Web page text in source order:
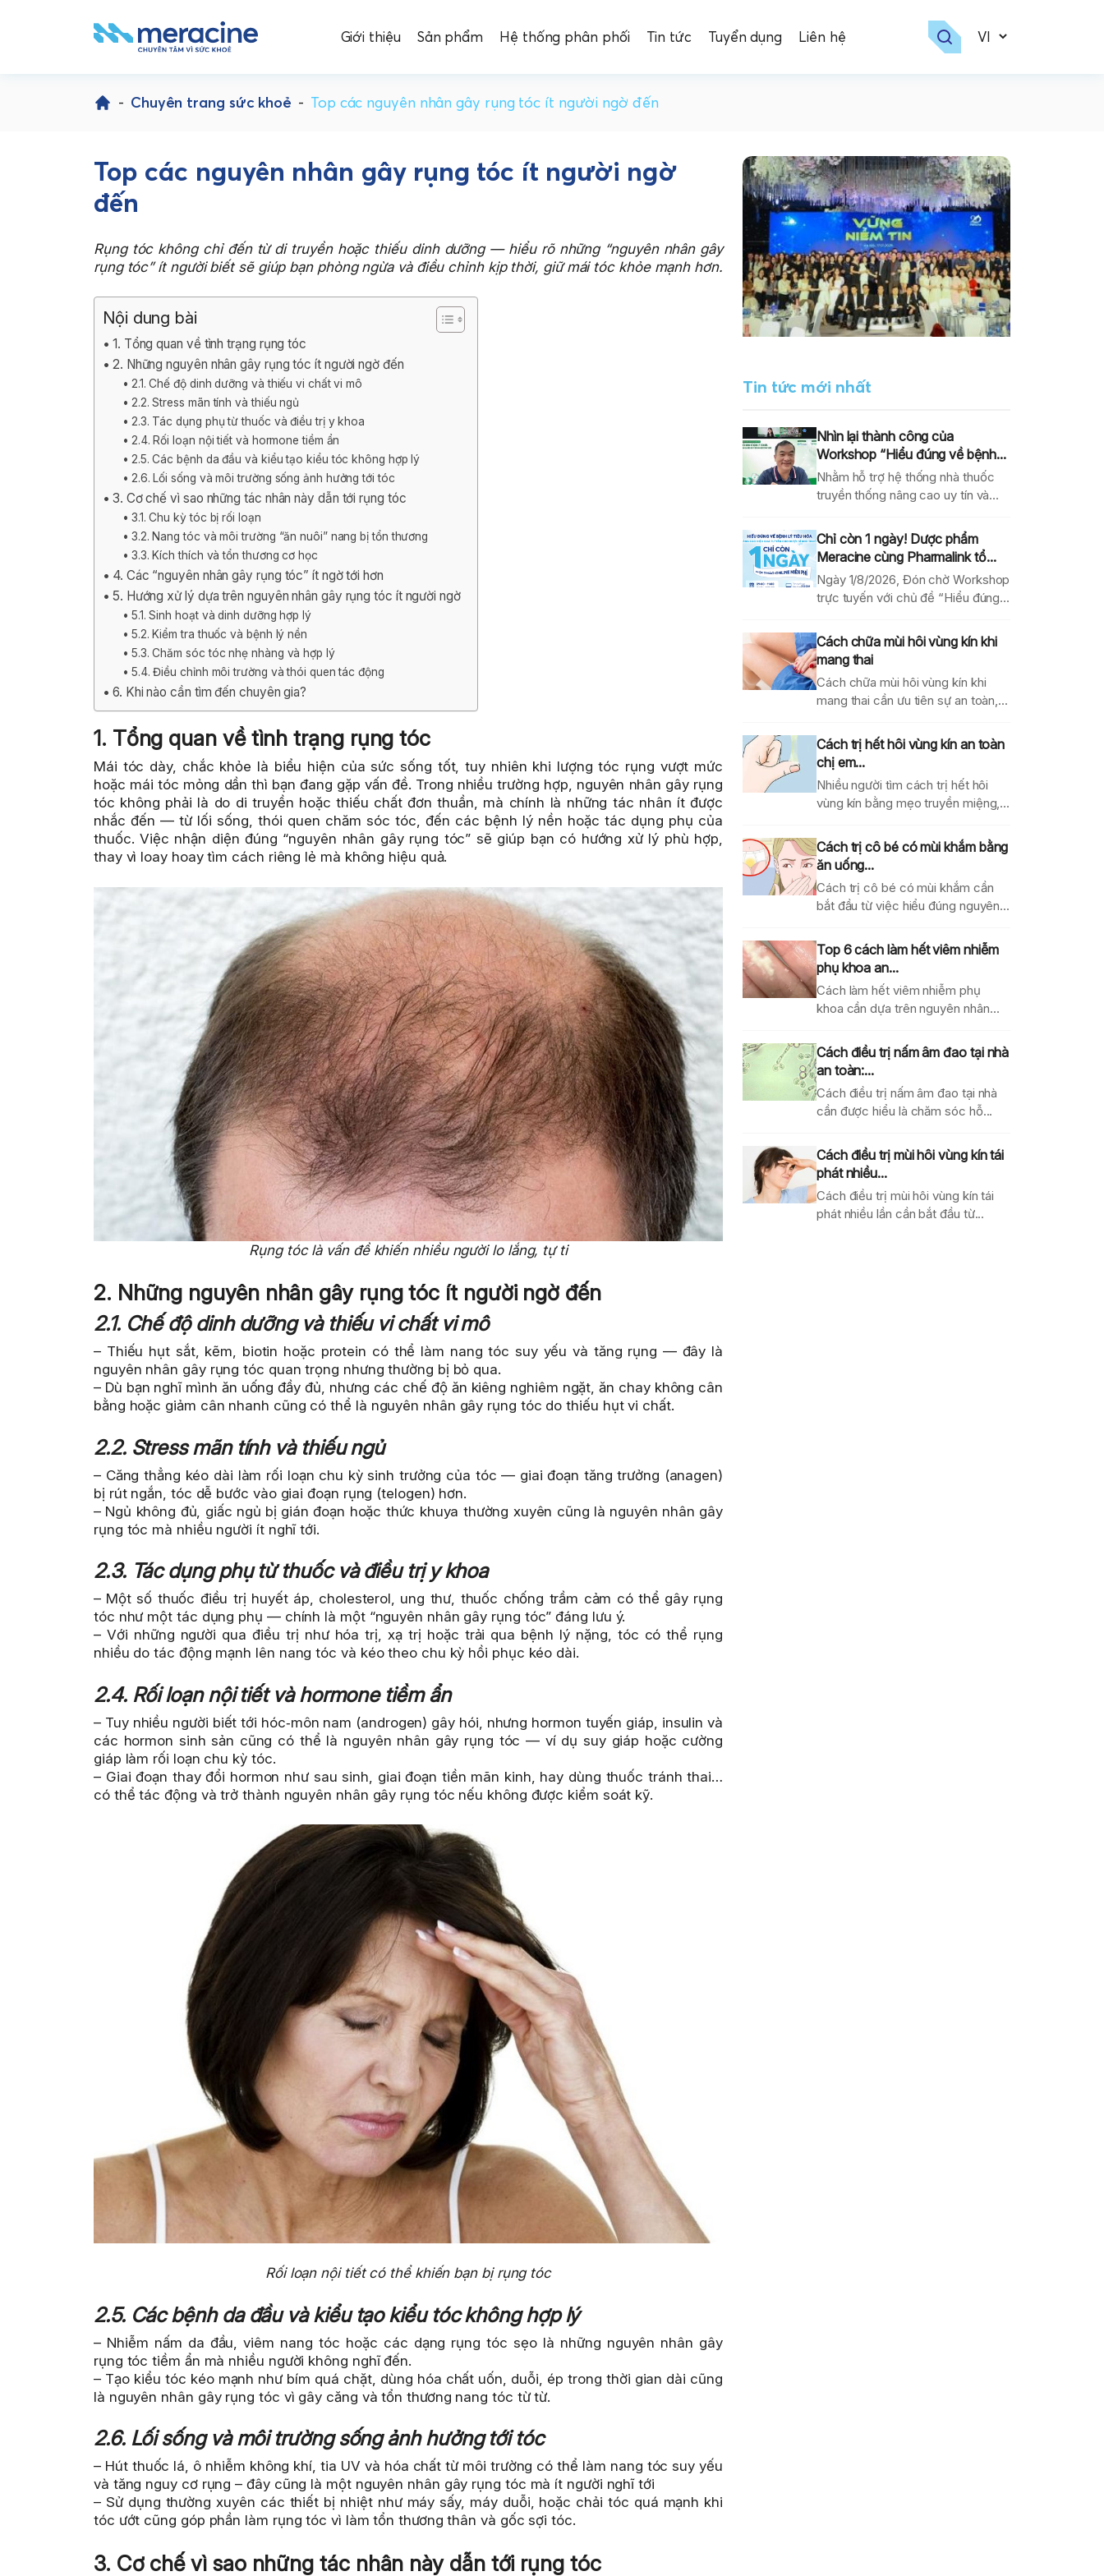
Giới thiệu Sản phẩm Hệ thống phân phối Tin tức Tuyển dụng Liên hệ
- Chuyên trang sức khoẻ - Top các nguyên nhân gây rụng tóc ít người ngờ đến
Top các nguyên nhân gây rụng tóc ít người ngờ
đến
Rụng tóc không chỉ đến từ di truyền hoặc thiếu dinh dưỡng — hiểu rõ những “nguyên nhân gây
rụng tóc” ít người biết sẽ giúp bạn phòng ngừa và điều chỉnh kịp thời, giữ mái tóc khỏe mạnh hơn.
Nội dung bài
1. Tổng quan về tình trạng rụng tóc
2. Những nguyên nhân gây rụng tóc ít người ngờ đến
2.1. Chế độ dinh dưỡng và thiếu vi chất vi mô
2.2. Stress mãn tính và thiếu ngủ
2.3. Tác dụng phụ từ thuốc và điều trị y khoa
2.4. Rối loạn nội tiết và hormone tiềm ẩn
2.5. Các bệnh da đầu và kiểu tạo kiểu tóc không hợp lý
2.6. Lối sống và môi trường sống ảnh hưởng tới tóc
3. Cơ chế vì sao những tác nhân này dẫn tới rụng tóc
3.1. Chu kỳ tóc bị rối loạn
3.2. Nang tóc và môi trường “ăn nuôi” nang bị tổn thương
3.3. Kích thích và tổn thương cơ học
4. Các “nguyên nhân gây rụng tóc” ít ngờ tới hơn
5. Hướng xử lý dựa trên nguyên nhân gây rụng tóc ít người ngờ
5.1. Sinh hoạt và dinh dưỡng hợp lý
5.2. Kiểm tra thuốc và bệnh lý nền
5.3. Chăm sóc tóc nhẹ nhàng và hợp lý
5.4. Điều chỉnh môi trường và thói quen tác động
6. Khi nào cần tìm đến chuyên gia?
1. Tổng quan về tình trạng rụng tóc
Mái tóc dày, chắc khỏe là biểu hiện của sức sống tốt, tuy nhiên khi lượng tóc rụng vượt mức
hoặc mái tóc mỏng dần thì bạn đang gặp vấn đề. Trong nhiều trường hợp, nguyên nhân gây rụng
tóc không phải là do di truyền hoặc thiếu chất đơn thuần, mà chính là những tác nhân ít được
nhắc đến — từ lối sống, thói quen chăm sóc tóc, đến các bệnh lý nền hoặc tác dụng phụ của
thuốc. Việc nhận diện đúng “nguyên nhân gây rụng tóc” sẽ giúp bạn có hướng xử lý phù hợp,
thay vì loay hoay tìm cách riêng lẻ mà không hiệu quả.
Rụng tóc là vấn đề khiến nhiều người lo lắng, tự ti
2. Những nguyên nhân gây rụng tóc ít người ngờ đến
2.1. Chế độ dinh dưỡng và thiếu vi chất vi mô
– Thiếu hụt sắt, kẽm, biotin hoặc protein có thể làm nang tóc suy yếu và tăng rụng — đây là
nguyên nhân gây rụng tóc quan trọng nhưng thường bị bỏ qua.
– Dù bạn nghĩ mình ăn uống đầy đủ, nhưng các chế độ ăn kiêng nghiêm ngặt, ăn chay không cân
bằng hoặc giảm cân nhanh cũng có thể là nguyên nhân gây rụng tóc do thiếu hụt vi chất.
2.2. Stress mãn tính và thiếu ngủ
– Căng thẳng kéo dài làm rối loạn chu kỳ sinh trưởng của tóc — giai đoạn tăng trưởng (anagen)
bị rút ngắn, tóc dễ bước vào giai đoạn rụng (telogen) hơn.
– Ngủ không đủ, giấc ngủ bị gián đoạn hoặc thức khuya thường xuyên cũng là nguyên nhân gây
rụng tóc mà nhiều người ít nghĩ tới.
2.3. Tác dụng phụ từ thuốc và điều trị y khoa
– Một số thuốc điều trị huyết áp, cholesterol, ung thư, thuốc chống trầm cảm có thể gây rụng
tóc như một tác dụng phụ — chính là một “nguyên nhân gây rụng tóc” đáng lưu ý.
– Với những người qua điều trị như hóa trị, xạ trị hoặc trải qua bệnh lý nặng, tóc có thể rụng
nhiều do tác động mạnh lên nang tóc và kéo theo chu kỳ hồi phục kéo dài.
2.4. Rối loạn nội tiết và hormone tiềm ẩn
– Tuy nhiều người biết tới hóc‑môn nam (androgen) gây hói, nhưng hormon tuyến giáp, insulin và
các hormon sinh sản cũng có thể là nguyên nhân gây rụng tóc — ví dụ suy giáp hoặc cường
giáp làm rối loạn chu kỳ tóc.
– Giai đoạn thay đổi hormon như sau sinh, giai đoạn tiền mãn kinh, hay dùng thuốc tránh thai…
có thể tác động và trở thành nguyên nhân gây rụng tóc nếu không được kiểm soát kỹ.
Rối loạn nội tiết có thể khiến bạn bị rụng tóc
2.5. Các bệnh da đầu và kiểu tạo kiểu tóc không hợp lý
– Nhiễm nấm da đầu, viêm nang tóc hoặc các dạng rụng tóc sẹo là những nguyên nhân gây
rụng tóc tiềm ẩn mà nhiều người không nghĩ đến.
– Tạo kiểu tóc kéo mạnh như bím quá chặt, dùng hóa chất uốn, duỗi, ép trong thời gian dài cũng
là nguyên nhân gây rụng tóc vì gây căng và tổn thương nang tóc từ từ.
2.6. Lối sống và môi trường sống ảnh hưởng tới tóc
– Hút thuốc lá, ô nhiễm không khí, tia UV và hóa chất từ môi trường có thể làm nang tóc suy yếu
và tăng nguy cơ rụng – đây cũng là một nguyên nhân gây rụng tóc mà ít người nghĩ tới
– Sử dụng thường xuyên các thiết bị nhiệt như máy sấy, máy duỗi, hoặc chải tóc quá mạnh khi
tóc ướt cũng góp phần làm rụng tóc vì làm tổn thương thân và gốc sợi tóc.
3. Cơ chế vì sao những tác nhân này dẫn tới rụng tóc
Tin tức mới nhất
Nhìn lại thành công của
Workshop “Hiểu đúng về bệnh...
Nhằm hỗ trợ hệ thống nhà thuốc
truyền thống nâng cao uy tín và
Chỉ còn 1 ngày! Dược phẩm
Meracine cùng Pharmalink tổ...
Ngày 1/8/2026, Đón chờ Workshop
trực tuyến với chủ đề “Hiểu đúng
Cách chữa mùi hôi vùng kín khi
mang thai
Cách chữa mùi hôi vùng kín khi
mang thai cần ưu tiên sự an toàn,...
Cách trị hết hôi vùng kín an toàn
chị em...
Nhiều người tìm cách trị hết hôi
vùng kín bằng mẹo truyền miệng,
Cách trị cô bé có mùi khắm bằng
ăn uống...
Cách trị cô bé có mùi khắm cần
bắt đầu từ việc hiểu đúng nguyên...
Top 6 cách làm hết viêm nhiễm
phụ khoa an...
Cách làm hết viêm nhiễm phụ
khoa cần dựa trên nguyên nhân
Cách điều trị nấm âm đao tại nhà
an toàn:...
Cách điều trị nấm âm đao tại nhà
cần được hiểu là chăm sóc hỗ...
Cách điều trị mùi hôi vùng kín tái
phát nhiều...
Cách điều trị mùi hôi vùng kín tái
phát nhiều lần cần bắt đầu từ...